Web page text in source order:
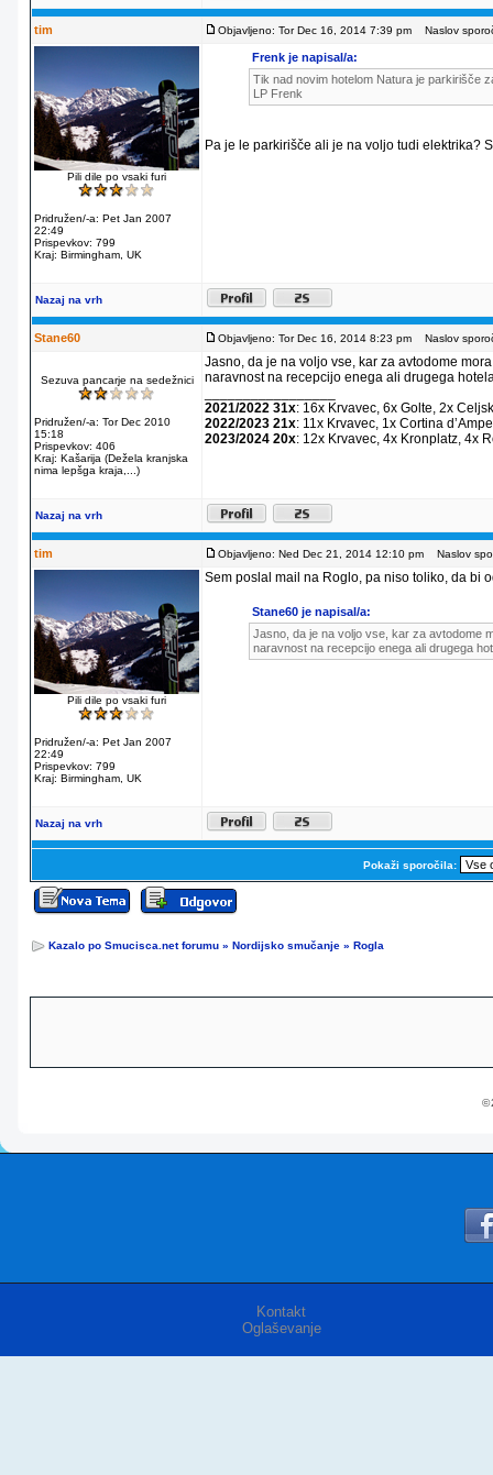
tim Objavljeno: Tor Dec 16, 2014 7:39 pm Naslov
Pili dile po vsaki furi
Pridružen/-a: Pet Jan 2007
22:49
Prispevkov: 799
Kraj: Birmingham, UK
Frenk je napisal/a:
Tik nad novim hotelom Natura je parkirišče
LP Frenk
Pa je le parkirišče ali je na voljo tudi elektrika?
Nazaj na vrh
Stane60 Objavljeno: Tor Dec 16, 2014 8:23 pm Naslov
Sezuva pancarje na sedežnici
Pridružen/-a: Tor Dec 2010
15:18
Prispevkov: 406
Kraj: Kašarija (Dežela kranjska
nima lepšga kraja,...)
Jasno, da je na voljo vse, kar za avtodome
naravnost na recepcijo enega ali drugega
2021/2022 31x: 16x Krvavec, 6x Golte, 2x
2022/2023 21x: 11x Krvavec, 1x Cortina
2023/2024 20x: 12x Krvavec, 4x Kronplatz, 4x
Nazaj na vrh
tim Objavljeno: Ned Dec 21, 2014 12:10 pm Naslov
Pili dile po vsaki furi
Pridružen/-a: Pet Jan 2007
22:49
Prispevkov: 799
Kraj: Birmingham, UK
Sem poslal mail na Roglo, pa niso toliko, da bi
Stane60 je napisal/a:
Jasno, da je na voljo vse, kar za avtodome
naravnost na recepcijo enega ali drugega
Nazaj na vrh
Pokaži sporočila:
Kazalo po Smucisca.net forumu » Nordijsko smučanje » Rogla
©
Kontakt
Oglaševanje